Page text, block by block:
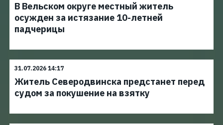
В Вельском округе местный житель
осужден за истязание 10-летней
падчерицы
31.07.2026 14:17
Житель Северодвинска предстанет перед
судом за покушение на взятку